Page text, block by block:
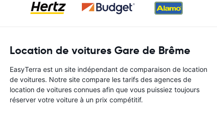
Location de voitures Gare de Brême
EasyTerra est un site indépendant de comparaison de location
de voitures. Notre site compare les tarifs des agences de
location de voitures connues afin que vous puissiez toujours
réserver votre voiture à un prix compétitif.